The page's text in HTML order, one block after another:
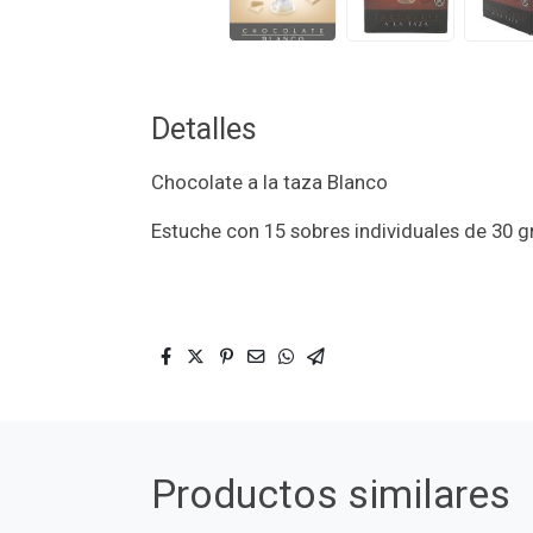
Detalles
Chocolate a la taza Blanco
Estuche con 15 sobres individuales de 30
Productos similares